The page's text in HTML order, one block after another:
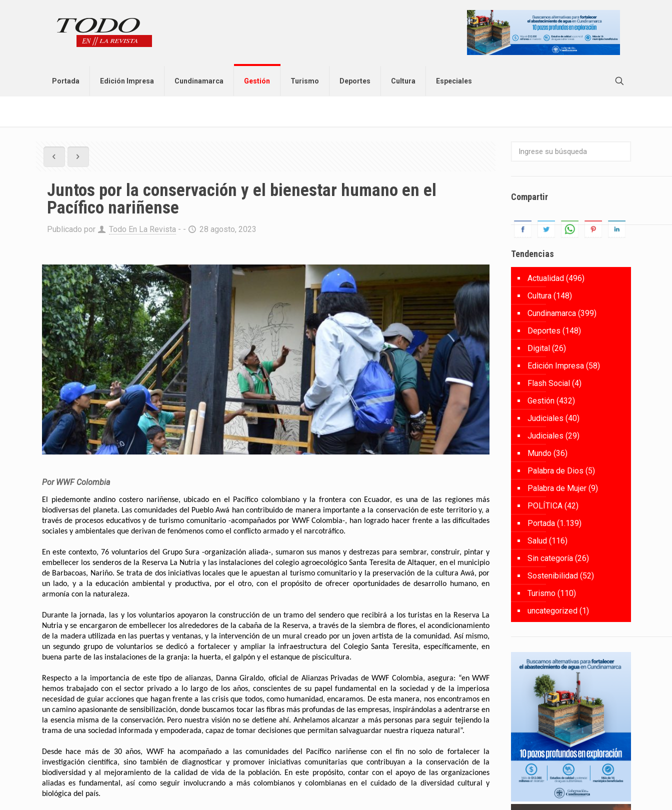
Portada Edición Impresa Cundinamarca Gestión Turismo Deportes Cultura Especiales
Juntos por la conservación y el bienestar humano en el
Pacífico nariñense
Publicado por Todo En La Revista - - 28 agosto, 2023
Por WWF Colombia
El piedemonte andino costero nariñense, ubicado en el Pacífico colombiano y la frontera con Ecuador, es una de las regiones más
biodiversas del planeta. Las comunidades del Pueblo Awá han contribuido de manera importante a la conservación de este territorio y, a
través de procesos educativos y de turismo comunitario -acompañados por WWF Colombia-, han logrado hacer frente a las dificultades
sociales y ambientales que derivan de fenómenos como el conflicto armado y el narcotráfico.
En este contexto, 76 voluntarios del Grupo Sura -organización aliada-, sumaron sus manos y destrezas para sembrar, construir, pintar y
embellecer los senderos de la Reserva La Nutria y las instalaciones del colegio agroecológico Santa Teresita de Altaquer, en el municipio
de Barbacoas, Nariño. Se trata de dos iniciativas locales que le apuestan al turismo comunitario y la preservación de la cultura Awá, por
un lado, y a la educación ambiental y productiva, por el otro, con el propósito de ofrecer oportunidades de desarrollo humano, en
armonía con la naturaleza.
Durante la jornada, las y los voluntarios apoyaron la construcción de un tramo del sendero que recibirá a los turistas en la Reserva La
Nutria y se encargaron de embellecer los alrededores de la cabaña de la Reserva, a través de la siembra de flores, el acondicionamiento
de la madera utilizada en las puertas y ventanas, y la intervención de un mural creado por un joven artista de la comunidad. Así mismo,
un segundo grupo de voluntarios se dedicó a fortalecer y ampliar la infraestructura del Colegio Santa Teresita, específicamente, en
buena parte de las instalaciones de la granja: la huerta, el galpón y el estanque de piscicultura.
Respecto a la importancia de este tipo de alianzas, Danna Giraldo, oficial de Alianzas Privadas de WWF Colombia, asegura: “en WWF
hemos trabajado con el sector privado a lo largo de los años, conscientes de su papel fundamental en la sociedad y de la imperiosa
necesidad de guiar acciones que hagan frente a las crisis que todos, como humanidad, encaramos. De esta manera, nos encontramos en
un camino apasionante de sensibilización, donde buscamos tocar las fibras más profundas de las empresas, inspirándolas a adentrarse en
la esencia misma de la conservación. Pero nuestra visión no se detiene ahí. Anhelamos alcanzar a más personas para seguir tejiendo la
trama de una sociedad informada y empoderada, capaz de tomar decisiones que permitan salvaguardar nuestra riqueza natural”.
Desde hace más de 30 años, WWF ha acompañado a las comunidades del Pacífico nariñense con el fin no solo de fortalecer la
investigación científica, sino también de diagnosticar y promover iniciativas comunitarias que contribuyan a la conservación de la
biodiversidad y al mejoramiento de la calidad de vida de la población. En este propósito, contar con el apoyo de las organizaciones
aliadas es fundamental, así como seguir involucrando a más colombianos y colombianas en el cuidado de la diversidad cultural y
biológica del país.
Compartir
Tendencias
Actualidad (496)
Cultura (148)
Cundinamarca (399)
Deportes (148)
Digital (26)
Edición Impresa (58)
Flash Social (4)
Gestión (432)
Judiciales (40)
Judiciales (29)
Mundo (36)
Palabra de Dios (5)
Palabra de Mujer (9)
POLÍTICA (42)
Portada (1.139)
Salud (116)
Sin categoría (26)
Sostenibilidad (52)
Turismo (110)
uncategorized (1)